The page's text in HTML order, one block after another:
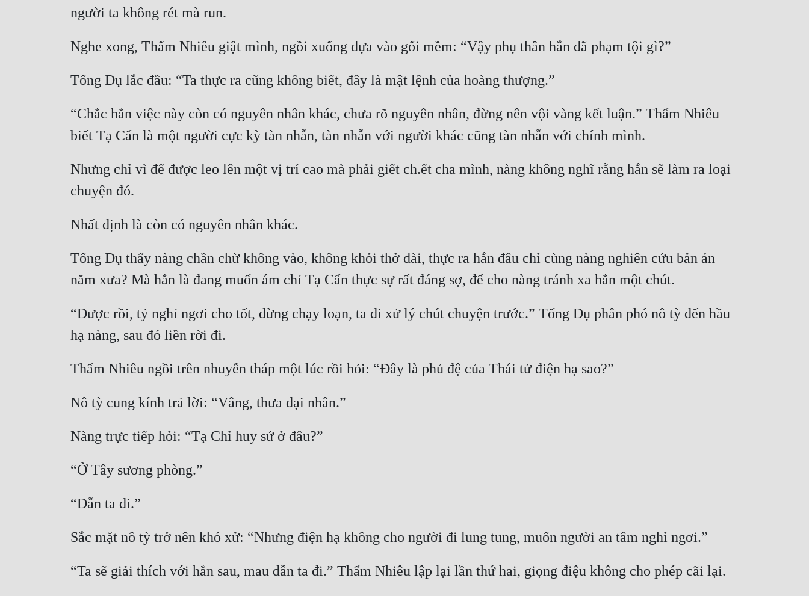
người ta không rét mà run.
Nghe xong, Thẩm Nhiêu giật mình, ngồi xuống dựa vào gối mềm: “Vậy phụ thân hắn đã phạm tội gì?”
Tống Dụ lắc đầu: “Ta thực ra cũng không biết, đây là mật lệnh của hoàng thượng.”
“Chắc hẳn việc này còn có nguyên nhân khác, chưa rõ nguyên nhân, đừng nên vội vàng kết luận.” Thẩm Nhiêu
biết Tạ Cẩn là một người cực kỳ tàn nhẫn, tàn nhẫn với người khác cũng tàn nhẫn với chính mình.
Nhưng chỉ vì để được leo lên một vị trí cao mà phải giết ch.ết cha mình, nàng không nghĩ rằng hắn sẽ làm ra loại
chuyện đó.
Nhất định là còn có nguyên nhân khác.
Tống Dụ thấy nàng chần chừ không vào, không khỏi thở dài, thực ra hắn đâu chỉ cùng nàng nghiên cứu bản án
năm xưa? Mà hắn là đang muốn ám chỉ Tạ Cẩn thực sự rất đáng sợ, để cho nàng tránh xa hắn một chút.
“Được rồi, tỷ nghỉ ngơi cho tốt, đừng chạy loạn, ta đi xử lý chút chuyện trước.” Tống Dụ phân phó nô tỳ đến hầu
hạ nàng, sau đó liền rời đi.
Thẩm Nhiêu ngồi trên nhuyễn tháp một lúc rồi hỏi: “Đây là phủ đệ của Thái tử điện hạ sao?”
Nô tỳ cung kính trả lời: “Vâng, thưa đại nhân.”
Nàng trực tiếp hỏi: “Tạ Chỉ huy sứ ở đâu?”
“Ở Tây sương phòng.”
“Dẫn ta đi.”
Sắc mặt nô tỳ trở nên khó xử: “Nhưng điện hạ không cho người đi lung tung, muốn người an tâm nghỉ ngơi.”
“Ta sẽ giải thích với hắn sau, mau dẫn ta đi.” Thẩm Nhiêu lập lại lần thứ hai, giọng điệu không cho phép cãi lại.